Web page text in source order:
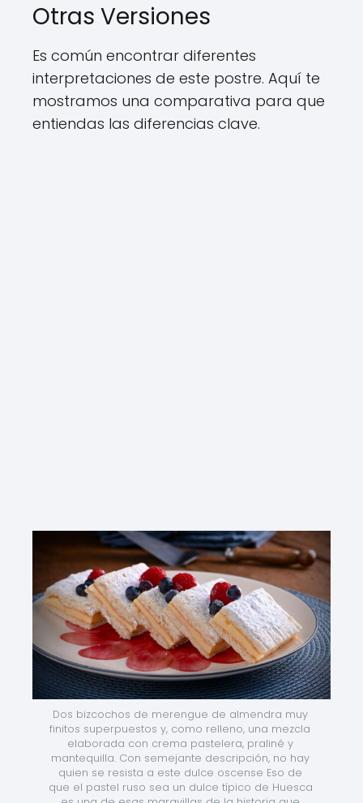
Otras Versiones
Es común encontrar diferentes
interpretaciones de este postre. Aquí te
mostramos una comparativa para que
entiendas las diferencias clave.
Dos bizcochos de merengue de almendra muy
finitos superpuestos y, como relleno, una mezcla
elaborada con crema pastelera, praliné y
mantequilla. Con semejante descripción, no hay
quien se resista a este dulce oscense Eso de
que el pastel ruso sea un dulce típico de Huesca